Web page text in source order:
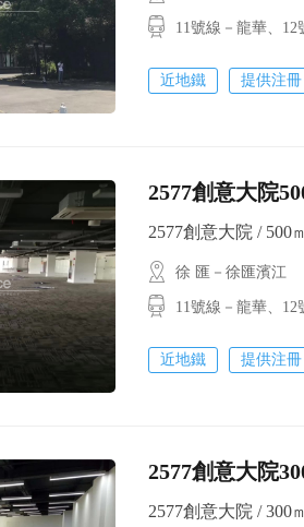
11號線－龍華、
近地鐵 提供注冊
2577創意大院
2577創意大院 / 500
徐 匯－徐匯濱江
11號線－龍華、
近地鐵 提供注冊
2577創意大院
2577創意大院 / 300